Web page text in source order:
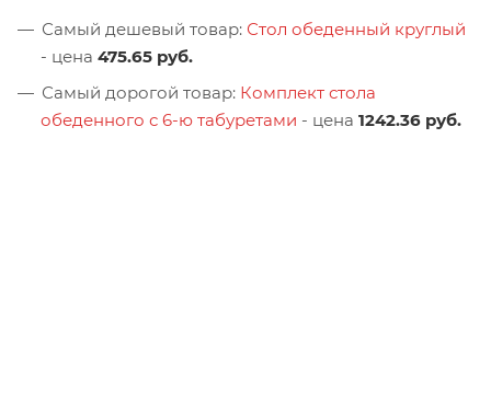
Самый дешевый товар: Стол обеденный круглый
- цена 475.65 руб.
Самый дорогой товар: Комплект стола
обеденного с 6-ю табуретами - цена 1242.36 руб.